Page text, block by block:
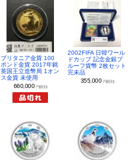
ブリタニア金貨 100
ポンド金貨 2017年銘
英国王立造幣局 1オン
ス金貨 未使用
660,000 円(税別)
2002FIFA 日韓ワール
ドカップ 記念金銀プ
ルーフ貨幣 2枚セット
完未品
355,000 円(税別)